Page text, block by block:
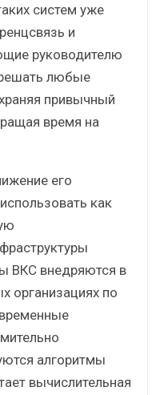
систем уже
и
руководителю
любые
привычный
время на
его
как
ВКС внедряются в
организациях по
алгоритмы
вычислительная